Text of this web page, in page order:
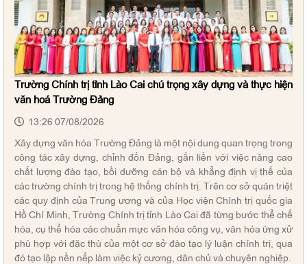
Trường Chính trị tỉnh Lào Cai chú trọng xây dựng và thực hiện
văn hoá Trường Đảng
13:26 07/08/2026
Xây dựng văn hóa Trường Đảng là một nội dung quan trọng trong
công tác xây dựng, chỉnh đốn Đảng, gắn liền với việc nâng cao
chất lượng đào tạo, bồi dưỡng cán bộ và khẳng định vị thế của
các trường chính trị trong hệ thống chính trị. Trên cơ sở quán triệt
các quy định của Trung ương và của Học viện Chính trị quốc gia
Hồ Chí Minh, Trường Chính trị tỉnh Lào Cai đã từng bước thể chế
hóa, cụ thể hóa các chuẩn mực văn hóa công vụ, văn hóa ứng xử
phù hợp với đặc thù của một cơ sở đào tạo lý luận chính trị, qua
đó tạo lập nền nếp làm việc kỷ cương, dân chủ và chuyên nghiệp.